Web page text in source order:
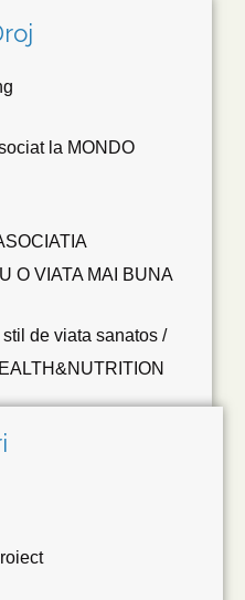
la MONDO
O VIATA MAI BUNA
de viata sanatos /